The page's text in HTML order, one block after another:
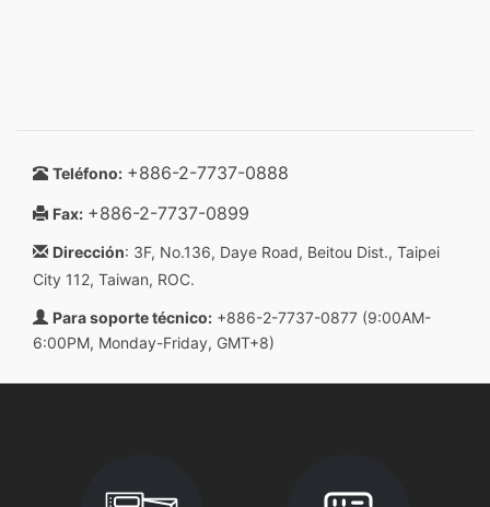
Teléfono: +886-2-7737-0888
Fax: +886-2-7737-0899
Dirección: 3F, No.136, Daye Road, Beitou Dist., Taipei
City 112, Taiwan, ROC.
Para soporte técnico: +886-2-7737-0877 (9:00AM-
6:00PM, Monday-Friday, GMT+8)